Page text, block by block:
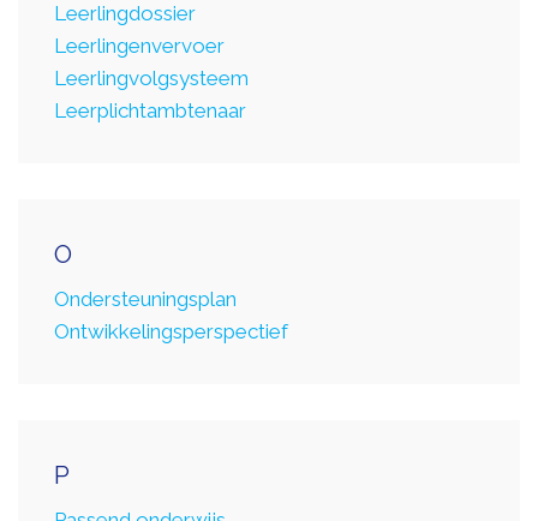
Leerlingdossier
Leerlingenvervoer
Leerlingvolgsysteem
Leerplichtambtenaar
O
Ondersteuningsplan
Ontwikkelingsperspectief
P